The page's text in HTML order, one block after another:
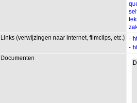
Links (verwijzingen naar internet, filmclips, etc.) -
-
Documenten